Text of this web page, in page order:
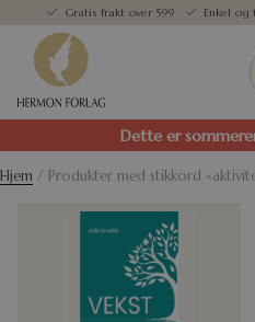
Gratis frakt over 599 Enkel
Dette er
Hjem / Produkter med stikkord